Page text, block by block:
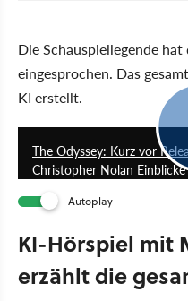
Die Schauspiellegende
eingesprochen. Das
KI erstellt.
The Odyssey: Kurz vor
Christopher Nolan
Autoplay
KI-Hörspiel mit
erzählt die